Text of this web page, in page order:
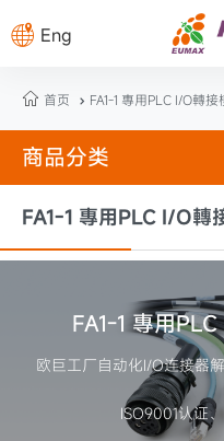
 Eng
 首页  FA1-1 專用PLC I/O轉
商品分类
FA1-1 專用PLC I/O轉
FA1-1 專用
欧巨工厂自动化I/O连接器
ISO9001认证